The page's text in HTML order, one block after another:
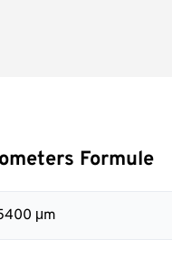
Formule
μm